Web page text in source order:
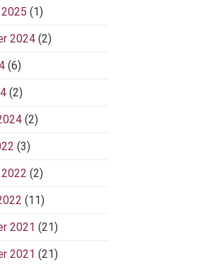
(1)
2024(2)
(6)
(2)
(2)
(3)
(2)
(11)
2021 (21)
2021 (21)